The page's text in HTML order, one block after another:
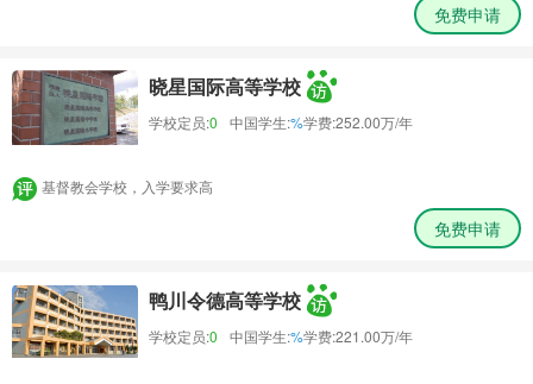
免费申请
晓星国际高等学校
学校定员:0 中国学生:%学费:252.00万/年
基督教会学校，入学要求高
免费申请
鸭川令德高等学校
学校定员:0 中国学生:%学费:221.00万/年